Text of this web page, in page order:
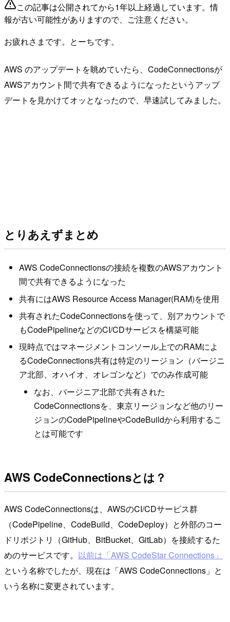
この記事は公開されてから1年以上経過しています。情
報が古い可能性がありますので、ご注意ください。
お疲れさまです。とーちです。
AWS のアップデートを眺めていたら、CodeConnectionsが
AWSアカウント間で共有できるようになったというアップ
デートを見かけてオッとなったので、早速試してみました。
とりあえずまとめ
AWS CodeConnectionsの接続を複数のAWSアカウント
間で共有できるようになった
共有にはAWS Resource Access Manager(RAM)を使用
共有されたCodeConnectionsを使って、別アカウントで
もCodePipelineなどのCI/CDサービスを構築可能
現時点ではマネージメントコンソール上でのRAMによ
るCodeConnections共有は特定のリージョン（バージニ
ア北部、オハイオ、オレゴンなど）でのみ作成可能
なお、バージニア北部で共有された
CodeConnectionsを、東京リージョンなど他のリー
ジョンのCodePipelineやCodeBuildから利用するこ
とは可能です
AWS CodeConnectionsとは？
AWS CodeConnectionsは、AWSのCI/CDサービス群
（CodePipeline、CodeBuild、CodeDeploy）と外部のコー
ドリポジトリ（GitHub、BitBucket、GitLab）を接続するた
めのサービスです。 以前は「AWS CodeStar Connections」
という名称でしたが、現在は「AWS CodeConnections」と
いう名称に変更されています。